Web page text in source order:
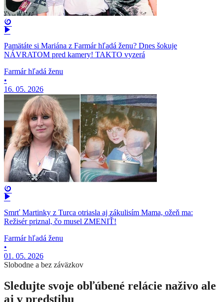
Pamätáte si Mariána z Farmár hľadá ženu? Dnes šokuje
NÁVRATOM pred kamery! TAKTO vyzerá
Farmár hľadá ženu
•
16. 05. 2026
Smrť Martinky z Turca otriasla aj zákulisím Mama, ožeň ma:
Režisér priznal, čo musel ZMENIŤ!
Farmár hľadá ženu
•
01. 05. 2026
Slobodne a bez záväzkov
Sledujte svoje obľúbené relácie naživo ale
aj v predstihu